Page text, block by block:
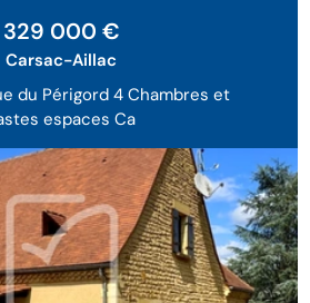
du Périgord 4 Chambres et
espaces Ca
329 000 €
Carsac-Aillac